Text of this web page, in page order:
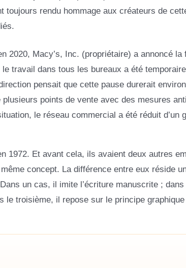
toujours rendu hommage aux créateurs de
2020, Macy’s, Inc. (propriétaire) a annoncé la
travail dans tous les bureaux a été
pensait que cette pause durerait
points de vente avec des mesures
le réseau commercial a été réduit d’un
1972. Et avant cela, ils avaient deux autres
concept. La différence entre eux réside
un cas, il imite l’écriture manuscrite ;
le troisième, il repose sur le principe